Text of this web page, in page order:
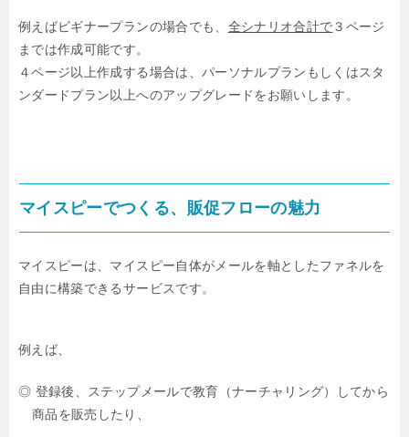
例えばビギナープランの場合でも、 全シナリオ合計で３ページ
までは作成可能です。
４ページ以上作成する場合は、パーソナルプランもしくはスタ
ンダードプラン以上へのアップグレードをお願いします。
マイスピーでつくる、販促フローの魅力
マイスピーは、マイスピー自体がメールを軸としたファネルを
自由に構築できるサービスです。
例えば、
◎ 登録後、ステップメールで教育（ナーチャリング）してから
商品を販売したり、